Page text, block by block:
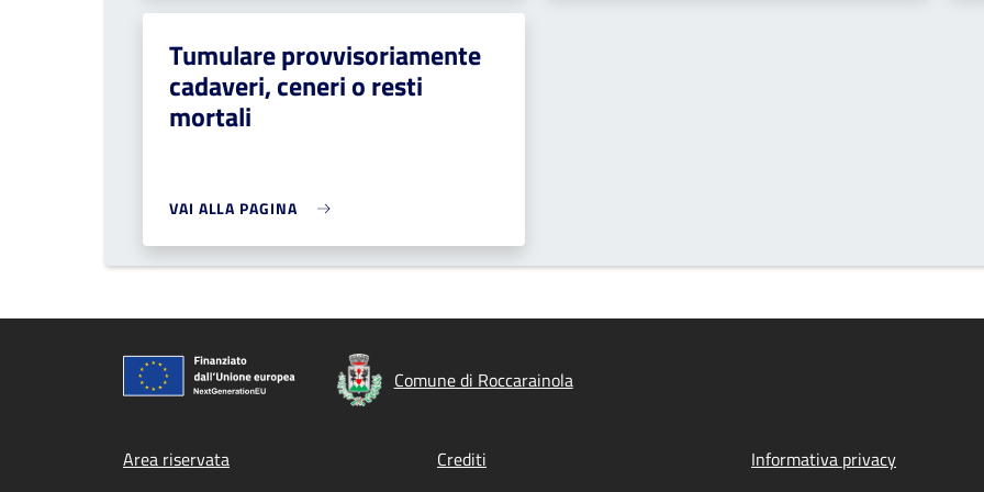
Tumulare provvisoriamente
cadaveri, ceneri o resti
mortali
VAI ALLA PAGINA
Comune di Roccarainola
Footer menu
Area riservata Crediti Informativa privacy